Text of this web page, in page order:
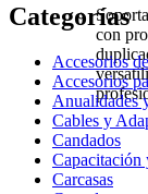
con
Categorías
Accesorios
Accesorios
Anualidades
Cables y
Candados
Capacitación
Carcasas